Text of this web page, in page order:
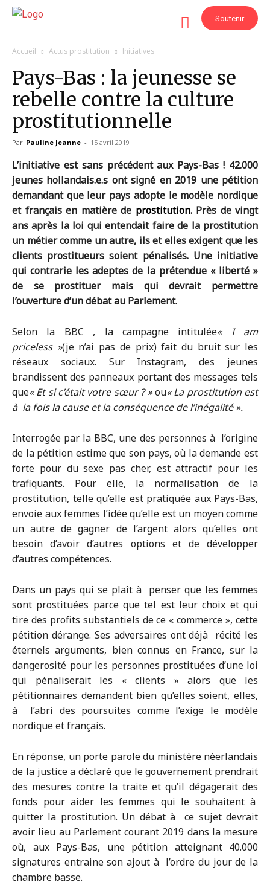
Soutenir
Accueil Actus prostitution Initiatives
Pays-Bas : la jeunesse se
rebelle contre la culture
prostitutionnelle
Par Pauline Jeanne - 15 avril 2019
L’initiative est sans précédent aux Pays-Bas ! 42.000
jeunes hollandais.e.s ont signé en 2019 une pétition
demandant que leur pays adopte le modèle nordique
et français en matière de prostitution. Près de vingt
ans après la loi qui entendait faire de la prostitution
un métier comme un autre, ils et elles exigent que les
clients prostitueurs soient pénalisés. Une initiative
qui contrarie les adeptes de la prétendue « liberté »
de se prostituer mais qui devrait permettre
l’ouverture d’un débat au Parlement.
Selon la BBC , la campagne intitulée« I am
priceless »(je n’ai pas de prix) fait du bruit sur les
réseaux sociaux. Sur Instagram, des jeunes
brandissent des panneaux portant des messages tels
que« Et si c’était votre sœur ? »ou« La prostitution est
à la fois la cause et la conséquence de l’inégalité ».
Interrogée par la BBC, une des personnes à l’origine
de la pétition estime que son pays, où la demande est
forte pour du sexe pas cher, est attractif pour les
trafiquants. Pour elle, la normalisation de la
prostitution, telle qu’elle est pratiquée aux Pays-Bas,
envoie aux femmes l’idée qu’elle est un moyen comme
un autre de gagner de l’argent alors qu’elles ont
besoin d’avoir d’autres options et de développer
d’autres compétences.
Dans un pays qui se plaît à penser que les femmes
sont prostituées parce que tel est leur choix et qui
tire des profits substantiels de ce « commerce », cette
pétition dérange. Ses adversaires ont déjà récité les
éternels arguments, bien connus en France, sur la
dangerosité pour les personnes prostituées d’une loi
qui pénaliserait les « clients » alors que les
pétitionnaires demandent bien qu’elles soient, elles,
à l’abri des poursuites comme l’exige le modèle
nordique et français.
En réponse, un porte parole du ministère néerlandais
de la justice a déclaré que le gouvernement prendrait
des mesures contre la traite et qu’il dégagerait des
fonds pour aider les femmes qui le souhaitent à
quitter la prostitution. Un débat à ce sujet devrait
avoir lieu au Parlement courant 2019 dans la mesure
où, aux Pays-Bas, une pétition atteignant 40.000
signatures entraine son ajout à l’ordre du jour de la
chambre basse.